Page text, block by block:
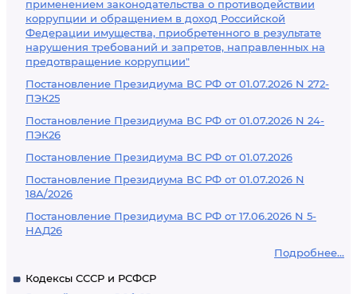
применением законодательства о противодействии
коррупции и обращением в доход Российской
Федерации имущества, приобретенного в результате
нарушения требований и запретов, направленных на
предотвращение коррупции"
Постановление Президиума ВС РФ от 01.07.2026 N 272-
ПЭК25
Постановление Президиума ВС РФ от 01.07.2026 N 24-
ПЭК26
Постановление Президиума ВС РФ от 01.07.2026
Постановление Президиума ВС РФ от 01.07.2026 N
18А/2026
Постановление Президиума ВС РФ от 17.06.2026 N 5-
НАД26
Подробнее...
Кодексы СССР и РСФСР